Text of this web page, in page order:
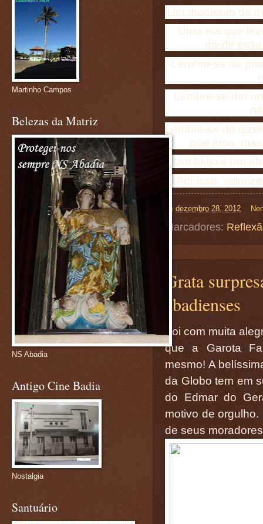
Um momento de
Uma era que
dividir
Lembre-se de
Lembre-se dar
Lembre-se de
que ama,
Um beijo e um
Por isso,
on dezembro 28, 2012
Marcadores:
Grata
abadienses
Foi com muita
que a Garota
mesmo! A
da Globo tem em
do Edmar do
motivo de
de seus
Martinho Campos
Belezas da Matriz
NS Abadia
Antigo Cine Badia
Nostalgia
Santuário